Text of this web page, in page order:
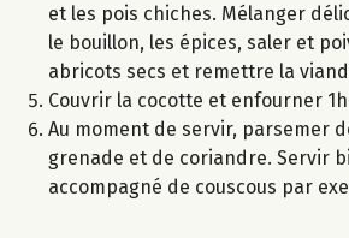
et les pois chiches. Mélanger
le bouillon, les épices, saler et
abricots secs et remettre la
Couvrir la cocotte et enfourner
Au moment de servir, parsemer
grenade et de coriandre. Servir
accompagné de couscous par